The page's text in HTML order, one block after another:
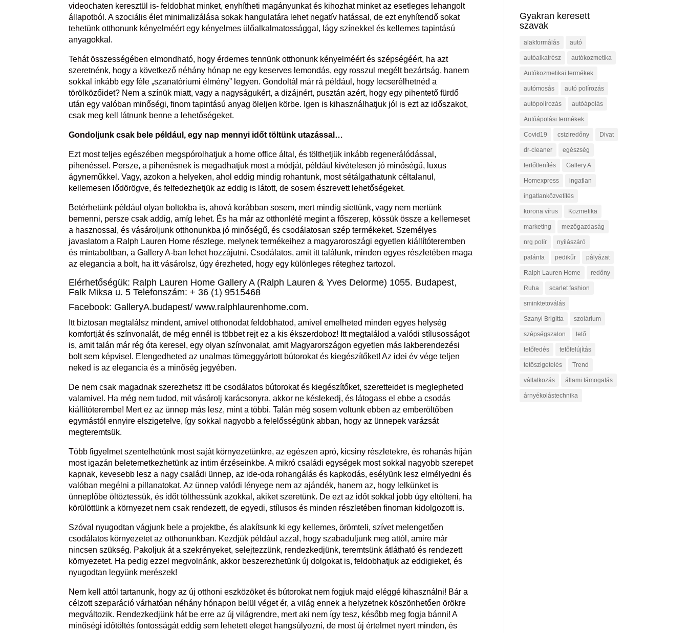
videochaten keresztül is- feldobhat minket, enyhítheti magányunkat és kihozhat minket az esetleges lehangolt
állapotból. A szociális élet minimalizálása sokak hangulatára lehet negatív hatással, de ezt enyhítendő sokat
tehetünk otthonunk kényelméért egy kényelmes ülőalkalmatossággal, lágy színekkel és kellemes tapintású
anyagokkal.
Tehát összességében elmondható, hogy érdemes tennünk otthonunk kényelméért és szépségéért, ha azt
szeretnénk, hogy a következő néhány hónap ne egy keserves lemondás, egy rosszul megélt bezártság, hanem
sokkal inkább egy féle „szanatóriumi élmény” legyen. Gondoltál már rá például, hogy lecserélhetnéd a
törölközőidet? Nem a színük miatt, vagy a nagyságukért, a dizájnért, pusztán azért, hogy egy pihentető fürdő
után egy valóban minőségi, finom tapintású anyag öleljen körbe. Igen is kihasználhatjuk jól is ezt az időszakot,
csak meg kell látnunk benne a lehetőségeket.
Gondoljunk csak bele például, egy nap mennyi időt töltünk utazással…
Ezt most teljes egészében megspórolhatjuk a home office által, és tölthetjük inkább regenerálódással,
pihenéssel. Persze, a pihenésnek is megadhatjuk most a módját, például kivételesen jó minőségű, luxus
ágyneműkkel. Vagy, azokon a helyeken, ahol eddig mindig rohantunk, most sétálgathatunk céltalanul,
kellemesen lődörögve, és felfedezhetjük az eddig is látott, de sosem észrevett lehetőségeket.
Betérhetünk például olyan boltokba is, ahová korábban sosem, mert mindig siettünk, vagy nem mertünk
bemenni, persze csak addig, amíg lehet. És ha már az otthonlété megint a főszerep, kössük össze a kellemeset
a hasznossal, és vásároljunk otthonunkba jó minőségű, és csodálatosan szép termékeket. Személyes
javaslatom a Ralph Lauren Home részlege, melynek termékeihez a magyaroroszági egyetlen kiállítóteremben
és mintaboltban, a Gallery A-ban lehet hozzájutni. Csodálatos, amit itt találunk, minden egyes részletében maga
az elegancia a bolt, ha itt vásárolsz, úgy érezheted, hogy egy különleges réteghez tartozol.
Elérhetőségük: Ralph Lauren Home Gallery A (Ralph Lauren & Yves Delorme) 1055. Budapest,
Falk Miksa u. 5 Telefonszám: + 36 (1) 9515468
Facebook: GalleryA.budapest/ www.ralphlaurenhome.com.
Itt biztosan megtalálsz mindent, amivel otthonodat feldobhatod, amivel emelheted minden egyes helység
komfortját és színvonalát, de még ennél is többet rejt ez a kis ékszerdoboz! Itt megtalálod a valódi stílusosságot
is, amit talán már rég óta keresel, egy olyan színvonalat, amit Magyarországon egyetlen más lakberendezési
bolt sem képvisel. Elengedheted az unalmas tömeggyártott bútorokat és kiegészítőket! Az idei év vége teljen
neked is az elegancia és a minőség jegyében.
De nem csak magadnak szerezhetsz itt be csodálatos bútorokat és kiegészítőket, szeretteidet is meglepheted
valamivel. Ha még nem tudod, mit vásárolj karácsonyra, akkor ne késlekedj, és látogass el ebbe a csodás
kiállítóterembe! Mert ez az ünnep más lesz, mint a többi. Talán még sosem voltunk ebben az emberöltőben
egymástól ennyire elszigetelve, így sokkal nagyobb a felelősségünk abban, hogy az ünnepek varázsát
megteremtsük.
Több figyelmet szentelhetünk most saját környezetünkre, az egészen apró, kicsiny részletekre, és rohanás híján
most igazán beletemetkezhetünk az intim érzéseinkbe. A mikró családi egységek most sokkal nagyobb szerepet
kapnak, kevesebb lesz a nagy családi ünnep, az ide-oda rohangálás és kapkodás, esélyünk lesz elmélyedni és
valóban megélni a pillanatokat. Az ünnep valódi lényege nem az ajándék, hanem az, hogy lelkünket is
ünneplőbe öltöztessük, és időt tölthessünk azokkal, akiket szeretünk. De ezt az időt sokkal jobb úgy eltölteni, ha
körülöttünk a környezet nem csak rendezett, de egyedi, stílusos és minden részletében finoman kidolgozott is.
Szóval nyugodtan vágjunk bele a projektbe, és alakítsunk ki egy kellemes, örömteli, szívet melengetően
csodálatos környezetet az otthonunkban. Kezdjük például azzal, hogy szabaduljunk meg attól, amire már
nincsen szükség. Pakoljuk át a szekrényeket, selejtezzünk, rendezkedjünk, teremtsünk átlátható és rendezett
környezetet. Ha pedig ezzel megvolnánk, akkor beszerezhetünk új dolgokat is, feldobhatjuk az eddigieket, és
nyugodtan legyünk merészek!
Nem kell attól tartanunk, hogy az új otthoni eszközöket és bútorokat nem fogjuk majd eléggé kihasználni! Bár a
célzott szeparáció várhatóan néhány hónapon belül véget ér, a világ ennek a helyzetnek köszönhetően örökre
megváltozik. Rendezkedjünk hát be erre az új világrendre, mert aki nem így tesz, később meg fogja bánni! A
minőségi időtöltés fontosságát eddig sem lehetett eleget hangsúlyozni, de most új értelmet nyert minden, és
Gyakran keresett
szavak
alakformálás autó
autóalkatrész autókozmetika
Autókozmetikai termékek
autómosás autó polírozás
autópolírozás autóápolás
Autóápolási termékek
Covid19 csiziredőny Divat
dr-cleaner egészség
fertőtlenítés Gallery A
Homexpress ingatlan
ingatlanközvetítés
korona vírus Kozmetika
marketing mezőgazdaság
nrg polír nyílászáró
palánta pedikűr pályázat
Ralph Lauren Home redőny
Ruha scarlet fashion
sminktetoválás
Szanyi Brigitta szolárium
szépségszalon tető
tetőfedés tetőfelújítás
tetőszigetelés Trend
vállalkozás állami támogatás
árnyékolástechnika